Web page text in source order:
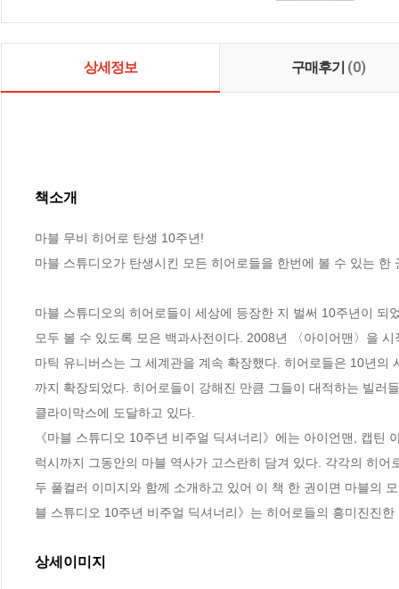
상세정보 구매후기 (0)
책소개
마블 무비 히어로 탄생 10주년!
마블 스튜디오가 탄생시킨 모든 히어로들을 한번에 볼 수 있는 한
마블 스튜디오의 히어로들이 세상에 등장한 지 벌써 10주년이
모두 볼 수 있도록 모은 백과사전이다. 2008년 〈아이어맨〉을
마틱 유니버스는 그 세계관을 계속 확장했다. 히어로들은 10년
까지 확장되었다. 히어로들이 강해진 만큼 그들이 대적하는 빌러
클라이막스에 도달하고 있다.
《마블 스튜디오 10주년 비주얼 딕셔너리》에는 아이언맨, 캡
럭시까지 그동안의 마블 역사가 고스란히 담겨 있다. 각각의 히
두 풀컬러 이미지와 함께 소개하고 있어 이 책 한 권이면 마블의
블 스튜디오 10주년 비주얼 딕셔너리》는 히어로들의 흥미진진
상세이미지